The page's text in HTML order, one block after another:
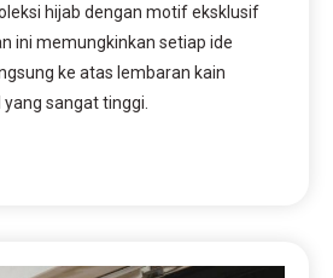
hijab dengan motif eksklusif
ini memungkinkan setiap ide
ke atas lembaran kain
sangat tinggi.